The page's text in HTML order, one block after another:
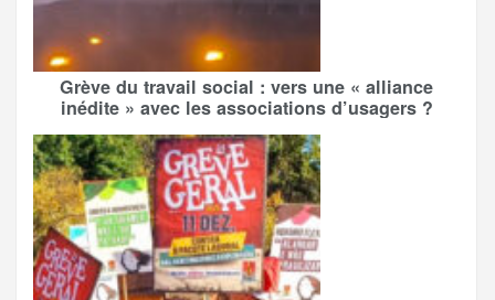
Grève du travail social : vers une « alliance
inédite » avec les associations d’usagers ?